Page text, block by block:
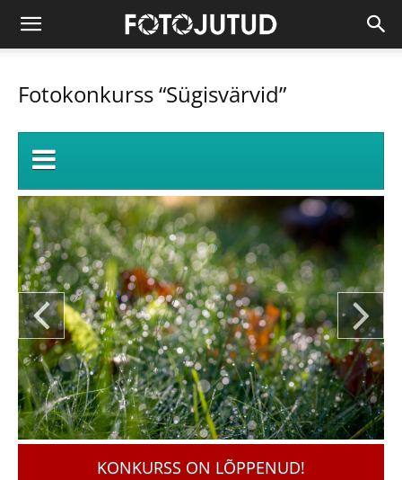
Fotokonkurss “Sügisvärvid”
KONKURSS ON LÕPPENUD!